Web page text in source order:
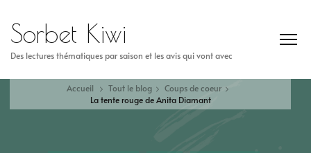
Sorbet Kiwi
Des lectures thématiques par saison et les avis qui vont avec
Accueil Tout le blog
Coups de coeur
La tente rouge de Anita Diamant